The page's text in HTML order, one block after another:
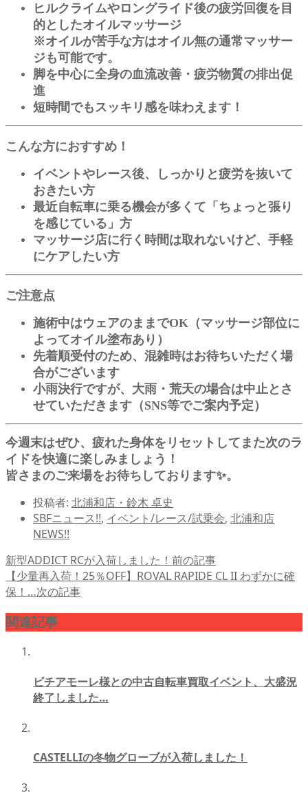
ヒルクライムやロングライド後の疲労回復を目
的としたオイルマッサージ
※オイルが苦手な方はオイル無の通常マッサー
ジも可能です。
脚を中心に全身の血流改善・疲労物質の排出促
進
短時間でもスッキリ感を味わえます！
こんな方におすすめ！
イベントやレース後、しっかりと疲労を抜いて
おきたい方
最近自転車に乗る機会が多くて「ちょっと張り
を感じている」方
マッサージ店に行く時間は取れないけど、手軽
にケアしたい方
ご注意点
施術中はウェアのままでOK（マッサージ部位に
よってオイル塗布あり）
先着順受付のため、混雑時はお待ちいただく場
合がございます
小雨決行ですが、大雨・荒天の場合は中止とさ
せていただきます（SNS等でご案内予定）
今週末はぜひ、疲れた身体をリセットしてまた次のラ
イドを快適に楽しみましょう！
皆さまのご来場をお待ちしております✨。
投稿者: 北浦和店・鈴木 卓史
SBFニュース!!, イベント/レース/試乗会, 北浦和店
NEWS!!
新型ADDICT RCが入荷しました！ 前の記事
【少量再入荷！25％OFF】ROVAL RAPIDE CL II わずかに確
保！…次の記事
関連記事
ビチアモーレ様との中古自転車買取イベント、大盛況
終了しました…
CASTELLIの冬物グローブが入荷しました！